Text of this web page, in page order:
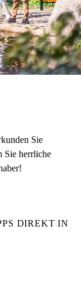
Sie
Sie herrliche
DIREKT IN